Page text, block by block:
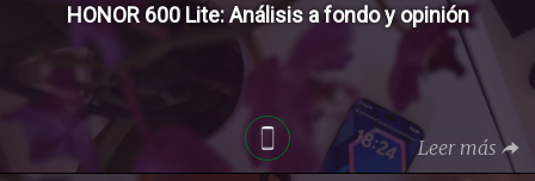
HONOR 600 Lite: Análisis a fondo y opinión
Leer más